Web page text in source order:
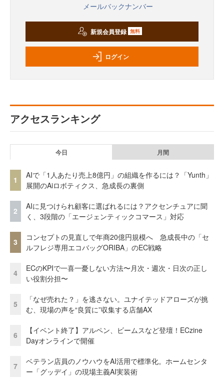
メールバックナンバー
新規会員登録 無料
ログイン
アクセスランキング
今日 月間
1
AIで「1人あたり売上8億円」の組織を作るには？「Yunth」
展開のAiロボティクス、急成長の裏側
2
AIに見つけられ顧客に選ばれるには？アクセンチュアに聞
く、3段階の「エージェンティックコマース」対応
3
コンセプトの見直しで年商20億円規模へ 急成長中の「セ
ルフレジ専用エコバッグORIBA」のEC戦略
4
ECのKPIで一喜一憂しない方法〜月次・週次・日次の正し
い役割分担〜
5
「なぜ売れた？」を逃さない。ユナイテッドアローズが挑
む、現場の声を“良質に”収集する店舗AX
6
【イベント終了】アルペン、ビームスなど登壇！ECzine
Dayオンラインで開催
7
ベテラン店員のノウハウをAI活用で標準化。ホームセンタ
ー「グッデイ」の現場主義AI実装術